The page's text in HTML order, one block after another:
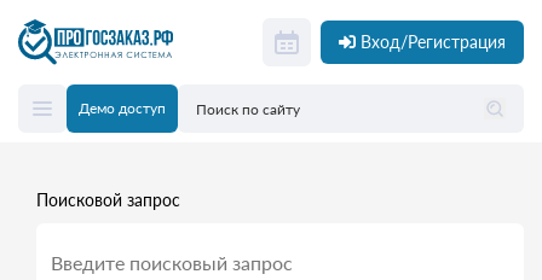
Вход/Регистрация
Демо доступ
Поисковой запрос